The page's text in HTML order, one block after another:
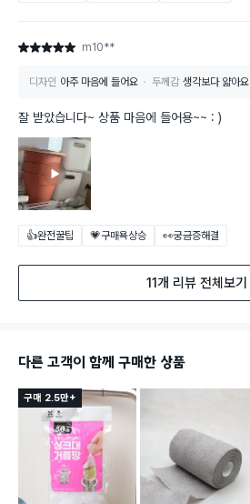
별점 5점 m10**
디자인 아주 마음에 들어요 두께감 생각보다 얇아요
잘 받았습니다~ 상품 마음에 들어용~~ : )
👍완전꿀팁 💗구매욕상승 👀궁금증해결
11개 리뷰 전체보기
다른 고객이 함께 구매한 상품
구매 2.5만+